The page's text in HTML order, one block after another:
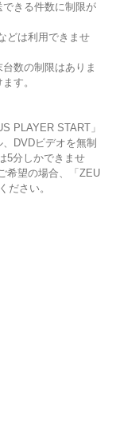
きる件数に制限が
どは利用できませ
数の制限はありま
す。
PLAYER START」
DVDビデオを無制
5分しかできませ
希望の場合、「ZEU
ださい。